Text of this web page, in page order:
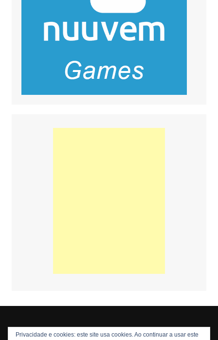
Copyright © 2026 Nós Nerds. Todos os direitos reservados
Privacidade e cookies: este site usa cookies. Ao continuar a usar este